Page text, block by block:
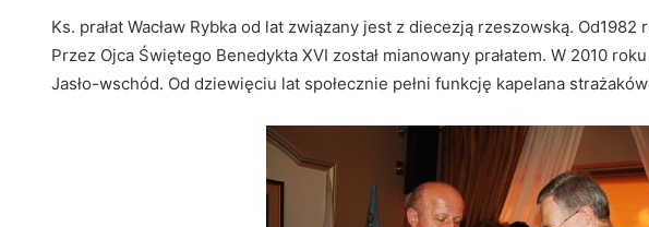
Ks. prałat Wacław Rybka od lat związany jest z diecezją rzeszowską.
Przez Ojca Świętego Benedykta XVI został mianowany prałatem. W 2010
Jasło-wschód. Od dziewięciu lat społecznie pełni funkcję kapelana